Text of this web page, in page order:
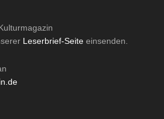
Leserbrief-Seite einsenden.